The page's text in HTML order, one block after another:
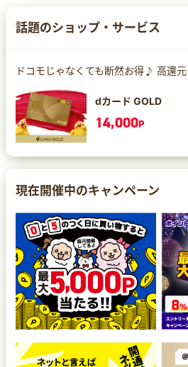
話題のショップ・サービス
ドコモじゃなくても断然お得♪ 高還元
dカード GOLD
14,000P
現在開催中のキャンペーン